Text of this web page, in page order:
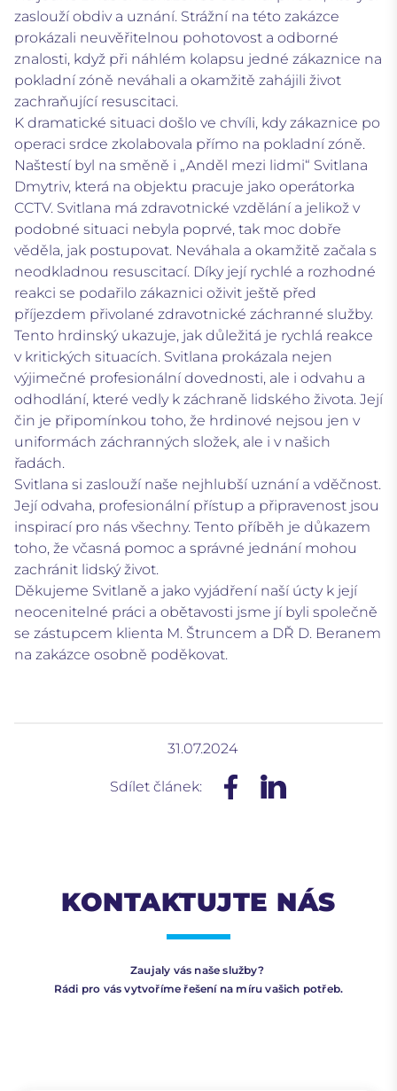
zaslouží obdiv a uznání. Strážní na této zakázce
prokázali neuvěřitelnou pohotovost a odborné
znalosti, když při náhlém kolapsu jedné zákaznice na
pokladní zóně neváhali a okamžitě zahájili život
zachraňující resuscitaci.
K dramatické situaci došlo ve chvíli, kdy zákaznice po
operaci srdce zkolabovala přímo na pokladní zóně.
Naštestí byl na směně i „Anděl mezi lidmi“ Svitlana
Dmytriv, která na objektu pracuje jako operátorka
CCTV. Svitlana má zdravotnické vzdělání a jelikož v
podobné situaci nebyla poprvé, tak moc dobře
věděla, jak postupovat. Neváhala a okamžitě začala s
neodkladnou resuscitací. Díky její rychlé a rozhodné
reakci se podařilo zákaznici oživit ještě před
příjezdem přivolané zdravotnické záchranné služby.
Tento hrdinský ukazuje, jak důležitá je rychlá reakce
v kritických situacích. Svitlana prokázala nejen
výjimečné profesionální dovednosti, ale i odvahu a
odhodlání, které vedly k záchraně lidského života. Její
čin je připomínkou toho, že hrdinové nejsou jen v
uniformách záchranných složek, ale i v našich
řadách.
Svitlana si zaslouží naše nejhlubší uznání a vděčnost.
Její odvaha, profesionální přístup a připravenost jsou
inspirací pro nás všechny. Tento příběh je důkazem
toho, že včasná pomoc a správné jednání mohou
zachránit lidský život.
Děkujeme Svitlaně a jako vyjádření naší úcty k její
neocenitelné práci a obětavosti jsme jí byli společně
se zástupcem klienta M. Štruncem a DŘ D. Beranem
na zakázce osobně poděkovat.
31.07.2024
Sdílet článek:
KONTAKTUJTE NÁS
Zaujaly vás naše služby?
Rádi pro vás vytvoříme řešení na míru vašich potřeb.